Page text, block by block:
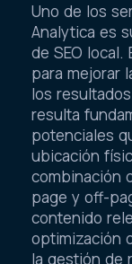
Uno de los
Analytica es
de SEO
para mejorar
los
resulta
potenciales
ubicación
combinación
page y off-
contenido
optimización
la gestión de